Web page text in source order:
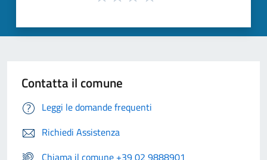
Contatta il comune
Leggi le domande frequenti
Richiedi Assistenza